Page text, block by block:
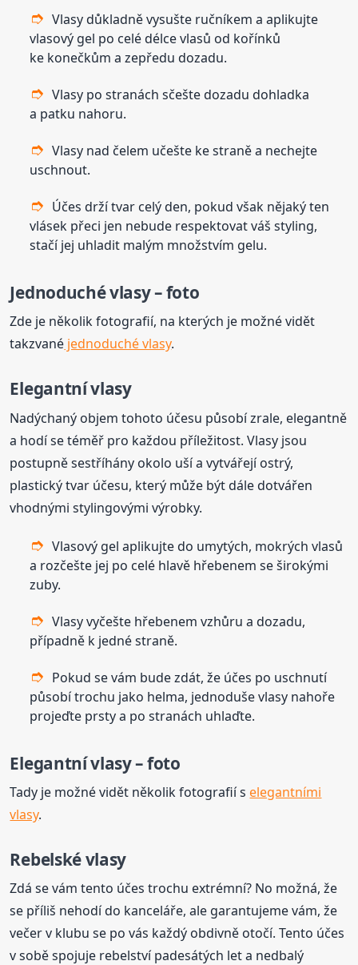
Vlasy důkladně vysušte ručníkem a aplikujte
vlasový gel po celé délce vlasů od kořínků
ke konečkům a zepředu dozadu.
Vlasy po stranách sčešte dozadu dohladka
a patku nahoru.
Vlasy nad čelem učešte ke straně a nechejte
uschnout.
Účes drží tvar celý den, pokud však nějaký ten
vlásek přeci jen nebude respektovat váš styling,
stačí jej uhladit malým množstvím gelu.
Jednoduché vlasy – foto
Zde je několik fotografií, na kterých je možné vidět
takzvané jednoduché vlasy.
Elegantní vlasy
Nadýchaný objem tohoto účesu působí zrale, elegantně
a hodí se téměř pro každou příležitost. Vlasy jsou
postupně sestříhány okolo uší a vytvářejí ostrý,
plastický tvar účesu, který může být dále dotvářen
vhodnými stylingovými výrobky.
Vlasový gel aplikujte do umytých, mokrých vlasů
a rozčešte jej po celé hlavě hřebenem se širokými
zuby.
Vlasy vyčešte hřebenem vzhůru a dozadu,
případně k jedné straně.
Pokud se vám bude zdát, že účes po uschnutí
působí trochu jako helma, jednoduše vlasy nahoře
projeďte prsty a po stranách uhlaďte.
Elegantní vlasy – foto
Tady je možné vidět několik fotografií s elegantními
vlasy.
Rebelské vlasy
Zdá se vám tento účes trochu extrémní? No možná, že
se příliš nehodí do kanceláře, ale garantujeme vám, že
večer v klubu se po vás každý obdivně otočí. Tento účes
v sobě spojuje rebelství padesátých let a nedbalý